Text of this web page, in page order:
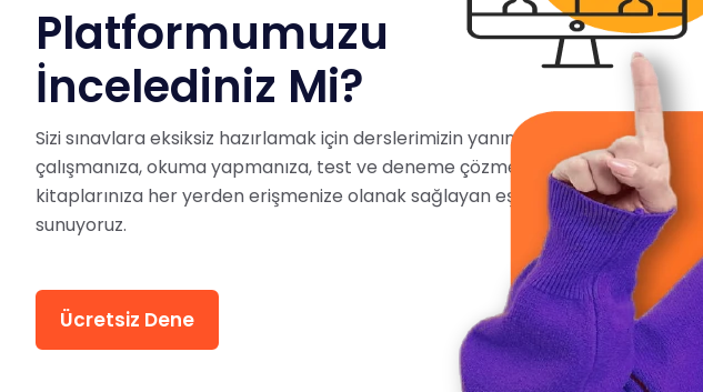
Platformumuzu
İncelediniz Mi?
Sizi sınavlara eksiksiz hazırlamak için derslerimizin yanında kelime
çalışmanıza, okuma yapmanıza, test ve deneme çözmenize, tüm
kitaplarınıza her yerden erişmenize olanak sağlayan eşsiz bir platform
sunuyoruz.
Ücretsiz Dene